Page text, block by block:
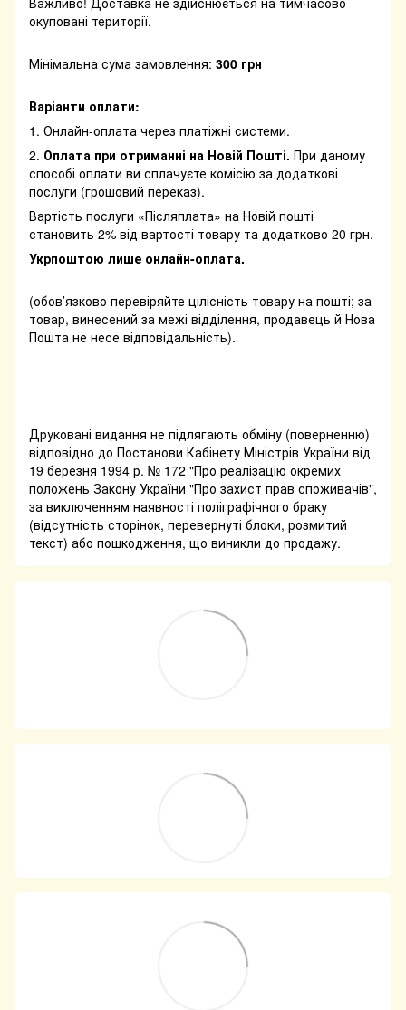
окуповані території.
Мінімальна сума замовлення: 300 грн
Варіанти оплати:
1. Онлайн-оплата через платіжні системи.
2. Оплата при отриманні на Новій Пошті. При даному
способі оплати ви сплачуєте комісію за додаткові
послуги (грошовий переказ).
Вартість послуги «Післяплата» на Новій пошті
становить 2% від вартості товару та додатково 20 грн.
Укрпоштою лише онлайн-оплата.
(обовʼязково перевіряйте цілісність товару на пошті; за
товар, винесений за межі відділення, продавець й Нова
Пошта не несе відповідальність).
Друковані видання не підлягають обміну (поверненню)
відповідно до Постанови Кабінету Міністрів України від
19 березня 1994 р. № 172 "Про реалізацію окремих
положень Закону України "Про захист прав споживачів",
за виключенням наявності поліграфічного браку
(відсутність сторінок, перевернуті блоки, розмитий
текст) або пошкодження, що виникли до продажу.